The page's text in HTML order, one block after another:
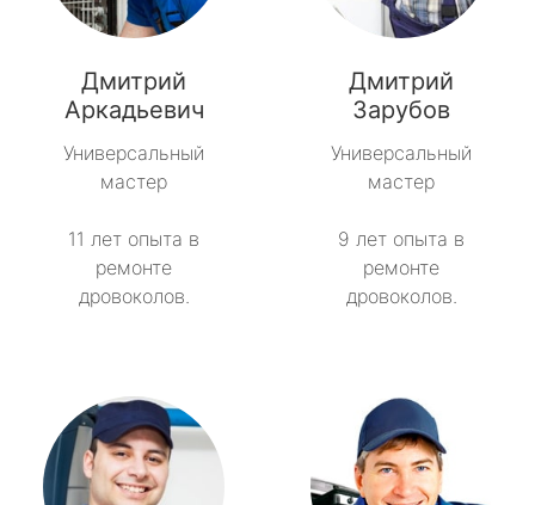
Дмитрий
Аркадьевич
Универсальный
мастер
11 лет опыта в
ремонте
дровоколов.
Дмитрий
Зарубов
Универсальный
мастер
9 лет опыта в
ремонте
дровоколов.